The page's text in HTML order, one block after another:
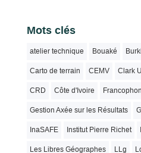
Mots clés
atelier technique Bouaké
Carto de terrain CEMV Clark
CRD Côte d'Ivoire
Gestion Axée sur les Résultats
InaSAFE Institut Pierre Richet
Les Libres Géographes LLg